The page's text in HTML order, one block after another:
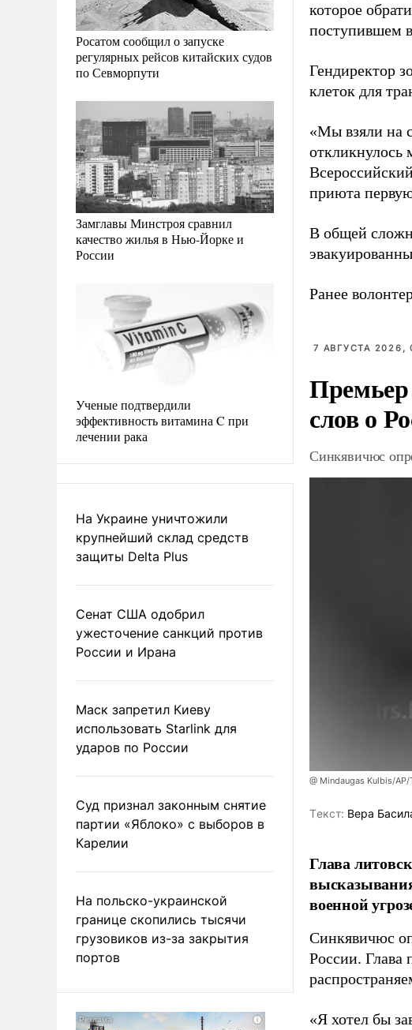
Росатом сообщил о запуске
регулярных рейсов китайских судов
по Севморпути
Замглавы Минстроя сравнил
качество жилья в Нью-Йорке и
России
Ученые подтвердили
эффективность витамина C при
лечении рака
На Украине уничтожили
крупнейший склад средств
защиты Delta Plus
Сенат США одобрил
ужесточение санкций против
России и Ирана
Маск запретил Киеву
использовать Starlink для
ударов по России
Суд признал законным снятие
партии «Яблоко» с выборов в
Карелии
На польско-украинской
границе скопились тысячи
грузовиков из-за закрытия
портов
которое
поступившем
Гендиректор
клеток для
«Мы взяли на
откликнулось
приюта
В общей
Ранее
7 АВГУСТА 2026,
слов о
Синкявичюс
@ Mindaugas Kulbis/AP/
Tекст: Вера
Глава
военной
Синкявичюс
России. Глава
«Я хотел бы